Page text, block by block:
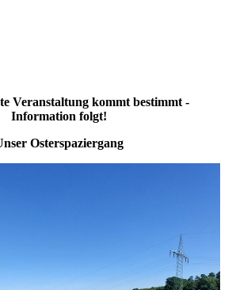
Veranstaltung kommt bestimmt -
Information folgt!
Osterspaziergang